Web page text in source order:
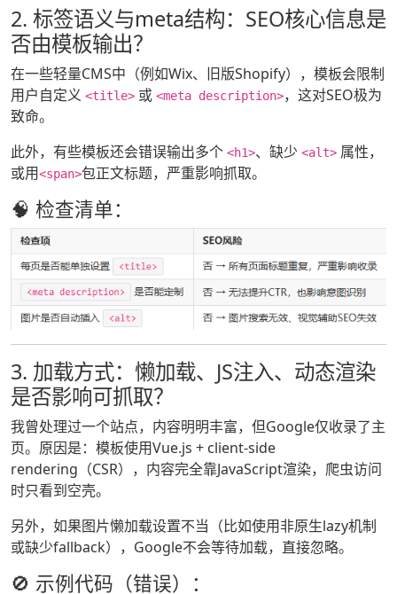
2. 标签语义与meta结构：SEO核心信息是
否由模板输出？
在一些轻量CMS中（例如Wix、旧版Shopify），模板会限制
用户自定义 <title> 或 <meta description>，这对SEO极为
致命。
此外，有些模板还会错误输出多个 <h1>、缺少 <alt> 属性，
或用<span>包正文标题，严重影响抓取。
🧠 检查清单：
3. 加载方式：懒加载、JS注入、动态渲染
是否影响可抓取？
我曾处理过一个站点，内容明明丰富，但Google仅收录了主
页。原因是：模板使用Vue.js + client-side
rendering（CSR），内容完全靠JavaScript渲染，爬虫访问
时只看到空壳。
另外，如果图片懒加载设置不当（比如使用非原生lazy机制
或缺少fallback），Google不会等待加载，直接忽略。
🚫 示例代码（错误）：